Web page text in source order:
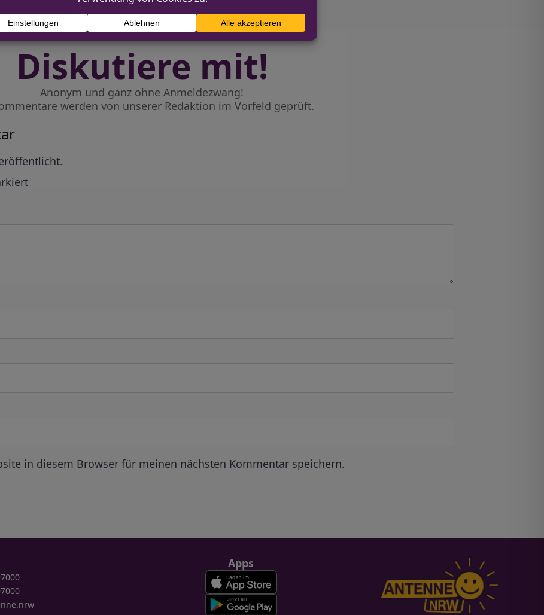
Diskutiere mit!
Anonym und ganz ohne Anmeldezwang!
werden von unserer Redaktion im Vorfeld geprüft.
in diesem Browser für meinen nächsten Kommentar speichern.
Apps